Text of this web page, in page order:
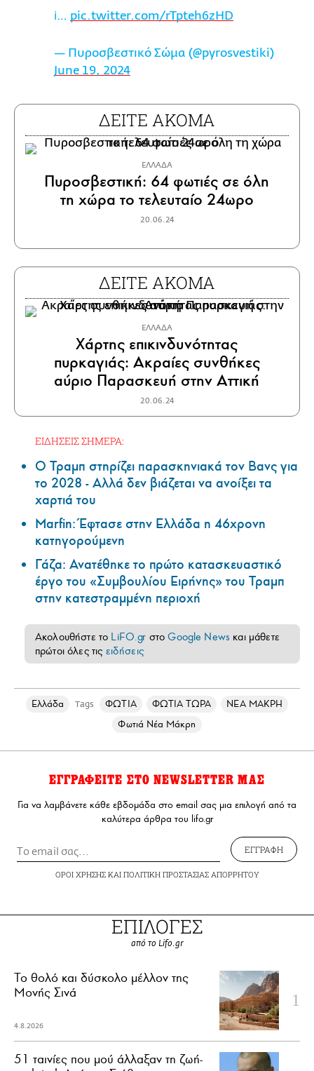
ℹ… pic.twitter.com/rTpteh6zHD
— Πυροσβεστικό Σώμα (@pyrosvestiki)
June 19, 2024
ΔΕΙΤΕ ΑΚΟΜΑ
ΕΛΛΑΔΑ
Πυροσβεστική: 64 φωτιές σε όλη
τη χώρα το τελευταίο 24ωρο
20.06.24
ΔΕΙΤΕ ΑΚΟΜΑ
ΕΛΛΑΔΑ
Χάρτης επικινδυνότητας
πυρκαγιάς: Ακραίες συνθήκες
αύριο Παρασκευή στην Αττική
20.06.24
ΕΙΔΗΣΕΙΣ ΣΗΜΕΡΑ:
Ο Τραμπ στηρίζει παρασκηνιακά τον Βανς για
το 2028 - Αλλά δεν βιάζεται να ανοίξει τα
χαρτιά του
Marfin: Έφτασε στην Ελλάδα η 46χρονη
κατηγορούμενη
Γάζα: Ανατέθηκε το πρώτο κατασκευαστικό
έργο του «Συμβουλίου Ειρήνης» του Τραμπ
στην κατεστραμμένη περιοχή
Ακολουθήστε το LiFO.gr στοGoogle News και μάθετε
πρώτοι όλες τις ειδήσεις
Ελλάδα Tags ΦΩΤΙΑ ΦΩΤΙΑ ΤΩΡΑ
ΝΕΑ ΜΑΚΡΗ
Φωτιά Νέα Μάκρη
ΕΓΓΡΑΦΕΙΤΕ ΣΤΟ NEWSLETTER ΜΑΣ
Για να λαμβάνετε κάθε εβδομάδα στο email σας μια επιλογή από τα
καλύτερα άρθρα του lifo.gr
ΕΓΓΡΑΦΗ
ΟΡΟΙ ΧΡΗΣΗΣΚΑΙ ΠΟΛΙΤΙΚΗ ΠΡΟΣΤΑΣΙΑΣ ΑΠΟΡΡΗΤΟΥ
ΕΠΙΛΟΓΕΣ
από το Lifo.gr
Το θολό και δύσκολο μέλλον της
Μονής Σινά
4.8.2026
51 ταινίες που μού άλλαξαν τη ζωή-